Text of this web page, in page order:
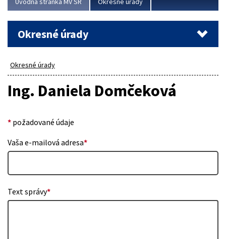
Okresné úrady
Okresné úrady
Ing. Daniela Domčeková
* požadované údaje
Vaša e-mailová adresa*
Text správy*